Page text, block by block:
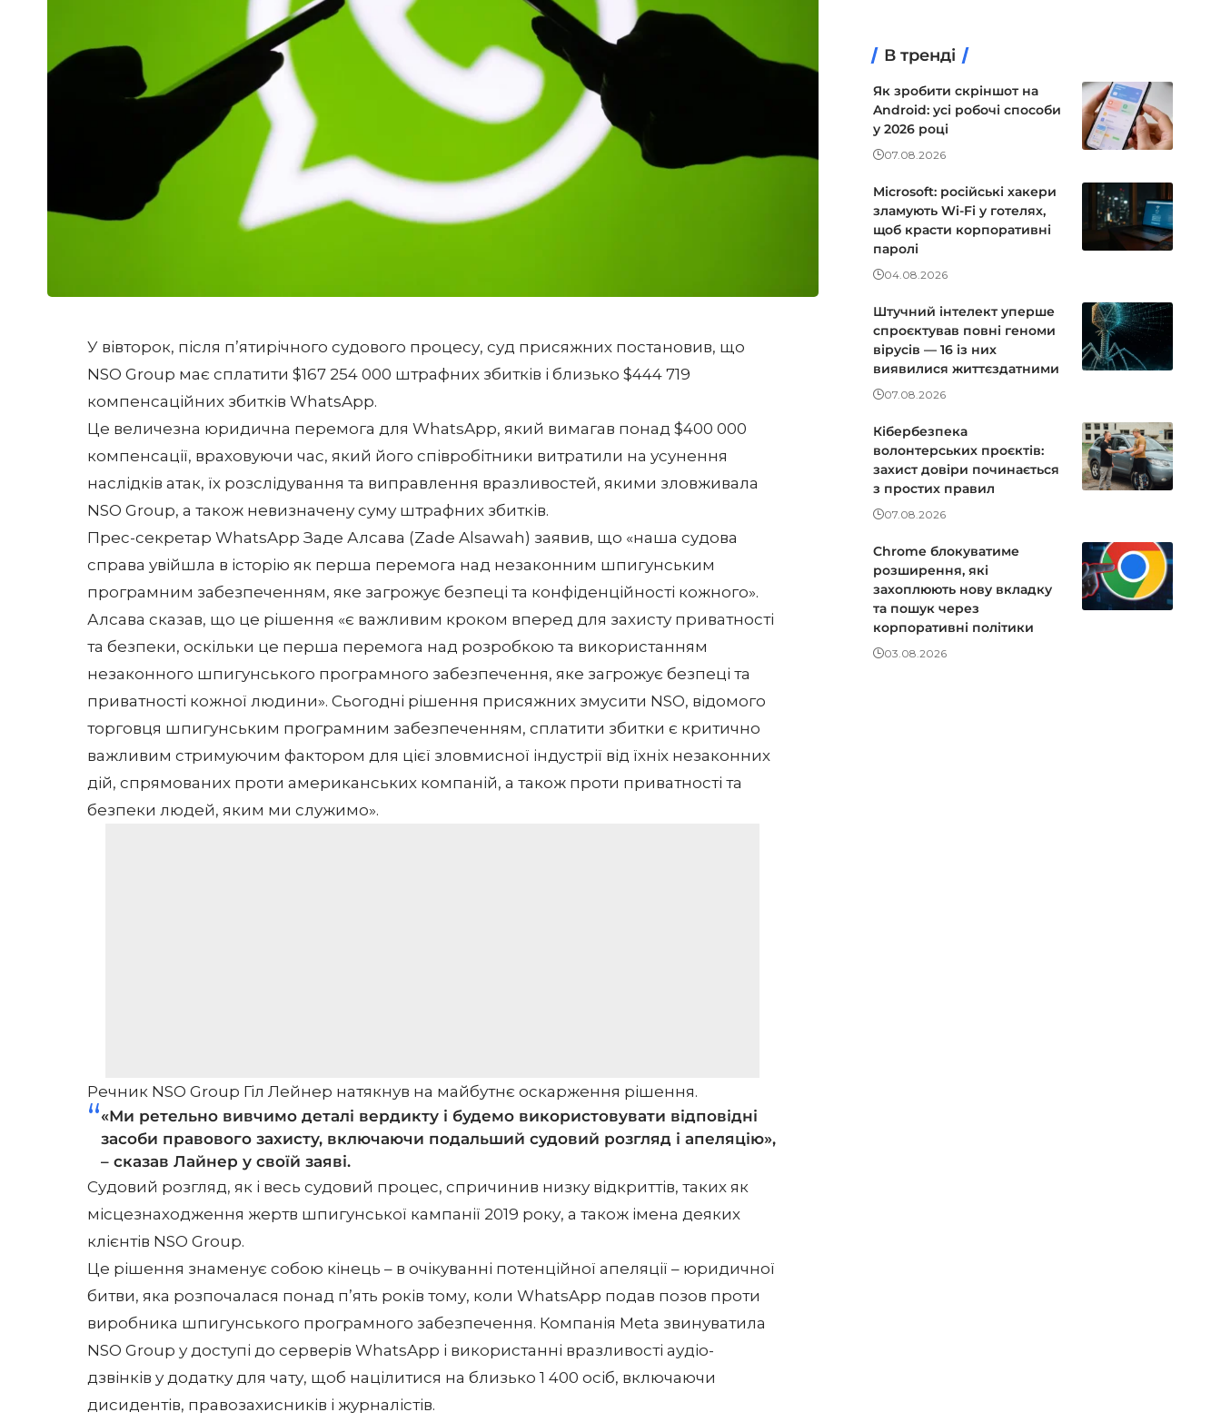
У вівторок, після п’ятирічного судового процесу, суд присяжних постановив, що
NSO Group має сплатити $167 254 000 штрафних збитків і близько $444 719
компенсаційних збитків WhatsApp.
Це величезна юридична перемога для WhatsApp, який вимагав понад $400 000
компенсації, враховуючи час, який його співробітники витратили на усунення
наслідків атак, їх розслідування та виправлення вразливостей, якими зловживала
NSO Group, а також невизначену суму штрафних збитків.
Прес-секретар WhatsApp Заде Алсава (Zade Alsawah) заявив, що «наша судова
справа увійшла в історію як перша перемога над незаконним шпигунським
програмним забезпеченням, яке загрожує безпеці та конфіденційності кожного».
Алсава сказав, що це рішення «є важливим кроком вперед для захисту приватності
та безпеки, оскільки це перша перемога над розробкою та використанням
незаконного шпигунського програмного забезпечення, яке загрожує безпеці та
приватності кожної людини». Сьогодні рішення присяжних змусити NSO, відомого
торговця шпигунським програмним забезпеченням, сплатити збитки є критично
важливим стримуючим фактором для цієї зловмисної індустрії від їхніх незаконних
дій, спрямованих проти американських компаній, а також проти приватності та
безпеки людей, яким ми служимо».
Речник NSO Group Гіл Лейнер натякнув на майбутнє оскарження рішення.
«Ми ретельно вивчимо деталі вердикту і будемо використовувати відповідні
засоби правового захисту, включаючи подальший судовий розгляд і апеляцію»,
– сказав Лайнер у своїй заяві.
Судовий розгляд, як і весь судовий процес, спричинив низку відкриттів, таких як
місцезнаходження жертв шпигунської кампанії 2019 року, а також імена деяких
клієнтів NSO Group.
Це рішення знаменує собою кінець – в очікуванні потенційної апеляції – юридичної
битви, яка розпочалася понад п’ять років тому, коли WhatsApp подав позов проти
виробника шпигунського програмного забезпечення. Компанія Meta звинуватила
NSO Group у доступі до серверів WhatsApp і використанні вразливості аудіо-
дзвінків у додатку для чату, щоб націлитися на близько 1 400 осіб, включаючи
дисидентів, правозахисників і журналістів.
В тренді
Як зробити скріншот на
Android: усі робочі способи
у 2026 році
07.08.2026
Microsoft: російські хакери
зламують Wi-Fi у готелях,
щоб красти корпоративні
паролі
04.08.2026
Штучний інтелект уперше
спроєктував повні геноми
вірусів — 16 із них
виявилися життєздатними
07.08.2026
Кібербезпека
волонтерських проєктів:
захист довіри починається
з простих правил
07.08.2026
Chrome блокуватиме
розширення, які
захоплюють нову вкладку
та пошук через
корпоративні політики
03.08.2026